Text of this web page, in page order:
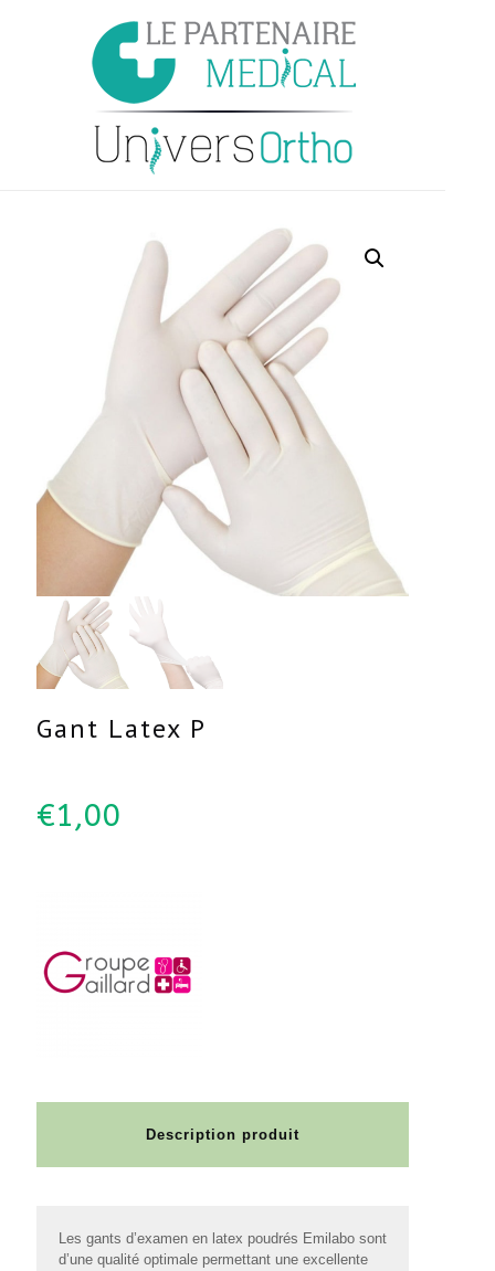
Gant Latex P
€1,00
Description produit
Les gants d’examen en latex poudrés Emilabo sont
d’une qualité optimale permettant une excellente